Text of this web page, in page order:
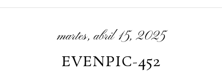
martes, abril 15, 2025
EVENPIC-452